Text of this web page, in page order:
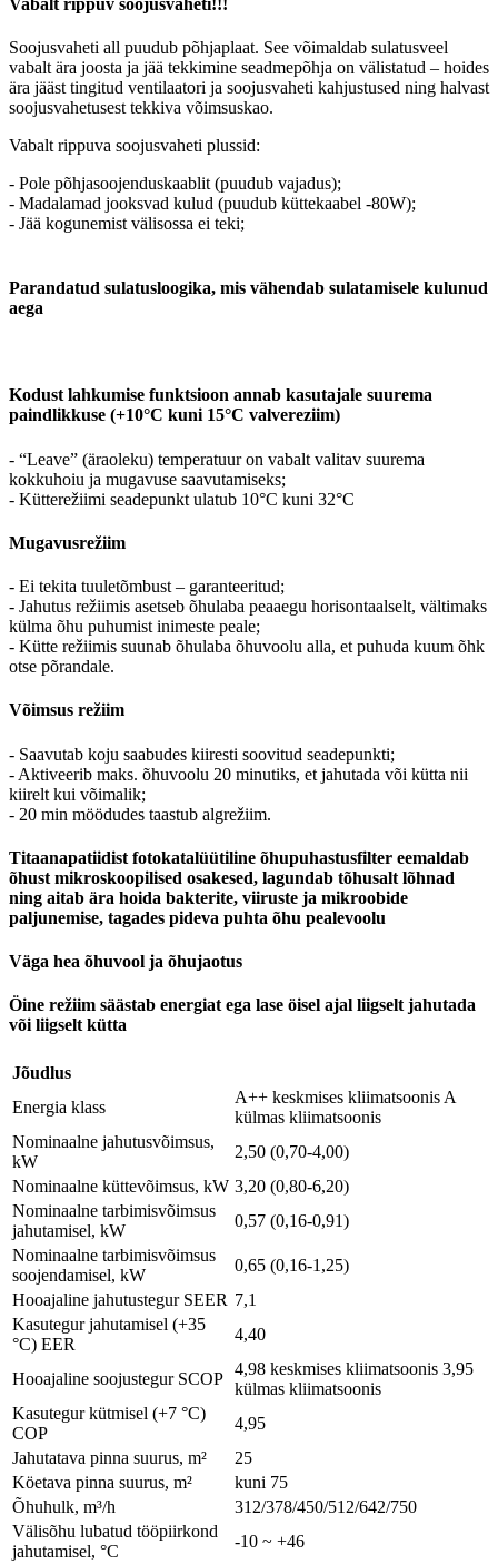
Vabalt rippuv soojusvaheti!!!
Soojusvaheti all puudub põhjaplaat. See võimaldab sulatusveel
vabalt ära joosta ja jää tekkimine seadmepõhja on välistatud – hoides
ära jääst tingitud ventilaatori ja soojusvaheti kahjustused ning halvast
soojusvahetusest tekkiva võimsuskao.
Vabalt rippuva soojusvaheti plussid:
- Pole põhjasoojenduskaablit (puudub vajadus);
- Madalamad jooksvad kulud (puudub küttekaabel -80W);
- Jää kogunemist välisossa ei teki;
Parandatud sulatusloogika, mis vähendab sulatamisele kulunud
aega
Kodust lahkumise funktsioon annab kasutajale suurema
paindlikkuse (+10°C kuni 15°C valvereziim)
- “Leave” (äraoleku) temperatuur on vabalt valitav suurema
kokkuhoiu ja mugavuse saavutamiseks;
- Kütterežiimi seadepunkt ulatub 10°C kuni 32°C
Mugavusrežiim
- Ei tekita tuuletõmbust – garanteeritud;
- Jahutus režiimis asetseb õhulaba peaaegu horisontaalselt, vältimaks
külma õhu puhumist inimeste peale;
- Kütte režiimis suunab õhulaba õhuvoolu alla, et puhuda kuum õhk
otse põrandale.
Võimsus režiim
- Saavutab koju saabudes kiiresti soovitud seadepunkti;
- Aktiveerib maks. õhuvoolu 20 minutiks, et jahutada või kütta nii
kiirelt kui võimalik;
- 20 min möödudes taastub algrežiim.
Titaanapatiidist fotokatalüütiline õhupuhastusfilter eemaldab
õhust mikroskoopilised osakesed, lagundab tõhusalt lõhnad
ning aitab ära hoida bakterite, viiruste ja mikroobide
paljunemise, tagades pideva puhta õhu pealevoolu
Väga hea õhuvool ja õhujaotus
Öine režiim säästab energiat ega lase öisel ajal liigselt jahutada
või liigselt kütta
Jõudlus
Energia klass
A++ keskmises kliimatsoonis A
külmas kliimatsoonis
Nominaalne jahutusvõimsus,
kW
2,50 (0,70-4,00)
Nominaalne küttevõimsus, kW 3,20 (0,80-6,20)
Nominaalne tarbimisvõimsus
jahutamisel, kW
0,57 (0,16-0,91)
Nominaalne tarbimisvõimsus
soojendamisel, kW
0,65 (0,16-1,25)
Hooajaline jahutustegur SEER 7,1
Kasutegur jahutamisel (+35
°C) EER
4,40
Hooajaline soojustegur SCOP
4,98 keskmises kliimatsoonis 3,95
külmas kliimatsoonis
Kasutegur kütmisel (+7 °C)
COP
4,95
Jahutatava pinna suurus, m²
25
Köetava pinna suurus, m²
kuni 75
Õhuhulk, m³/h
312/378/450/512/642/750
Välisõhu lubatud tööpiirkond
jahutamisel, °C
-10 ~ +46